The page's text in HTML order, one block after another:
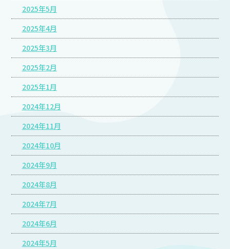
2025年5月
2025年4月
2025年3月
2025年2月
2025年1月
2024年12月
2024年11月
2024年10月
2024年9月
2024年8月
2024年7月
2024年6月
2024年5月